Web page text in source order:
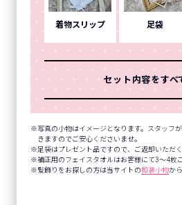
着物スリップ 足袋
セット内容をすべ
写真の小物はイメージとなります。スタッフ
きますのでご安心くださいませ。
足袋はプレゼント品ですので、ご返却いただ
補正用のフェイスタオルはお客様にて3～4枚
髪飾りをお探しの方は当サイトの和装小物か